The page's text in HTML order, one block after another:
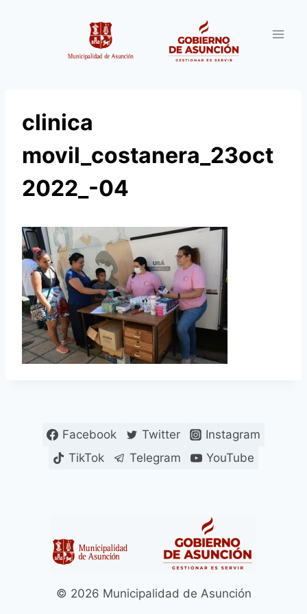
clinica
movil_costanera_23oct
2022_-04
Facebook Twitter
Instagram
TikTok
Telegram YouTube
© 2026 Municipalidad de Asunción